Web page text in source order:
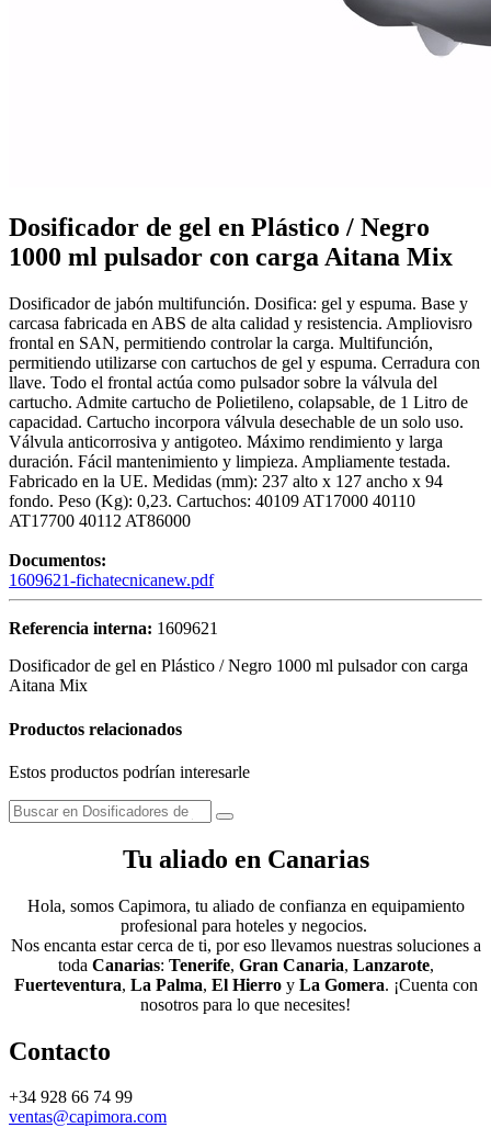
Dosificador de gel en Plástico / Negro
1000 ml pulsador con carga Aitana Mix
Dosificador de jabón multifunción. Dosifica: gel y espuma. Base y
carcasa fabricada en ABS de alta calidad y resistencia. Ampliovisro
frontal en SAN, permitiendo controlar la carga. Multifunción,
permitiendo utilizarse con cartuchos de gel y espuma. Cerradura con
llave. Todo el frontal actúa como pulsador sobre la válvula del
cartucho. Admite cartucho de Polietileno, colapsable, de 1 Litro de
capacidad. Cartucho incorpora válvula desechable de un solo uso.
Válvula anticorrosiva y antigoteo. Máximo rendimiento y larga
duración. Fácil mantenimiento y limpieza. Ampliamente testada.
Fabricado en la UE. Medidas (mm): 237 alto x 127 ancho x 94
fondo. Peso (Kg): 0,23. Cartuchos: 40109 AT17000 40110
AT17700 40112 AT86000
Documentos:
1609621-fichatecnicanew.pdf
Referencia interna: 1609621
Dosificador de gel en Plástico / Negro 1000 ml pulsador con carga
Aitana Mix
Productos relacionados
Estos productos podrían interesarle
Tu aliado en Canarias
Hola, somos Capimora, tu aliado de confianza en equipamiento
profesional para hoteles y negocios.
Nos encanta estar cerca de ti, por eso llevamos nuestras soluciones a
toda Canarias: Tenerife, Gran Canaria, Lanzarote,
Fuerteventura, La Palma, El Hierroy La Gomera. ¡Cuenta con
nosotros para lo que necesites!
Contacto
+34 928 66 74 99
ventas@capimora.com